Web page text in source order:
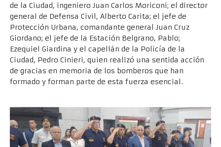
de la Ciudad, ingeniero Juan Carlos Moriconi; el director
general de Defensa Civil, Alberto Carita; el jefe de
Protección Urbana, comandante general Juan Cruz
Giordano; el jefe de la Estación Belgrano, Pablo;
Ezequiel Giardina y el capellán de la Policía de la
Ciudad, Pedro Cinieri, quien realizó una sentida acción
de gracias en memoria de los bomberos que han
formado y forman parte de esta fuerza esencial.